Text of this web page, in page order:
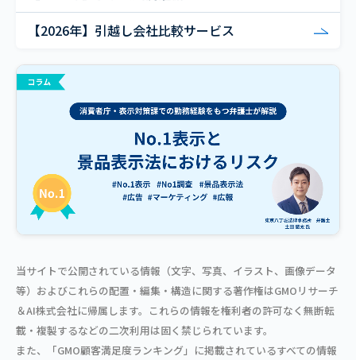
【2026年】引越し会社比較サービス
当サイトで公開されている情報（文字、写真、イラスト、画像データ
等）およびこれらの配置・編集・構造に関する著作権はGMOリサーチ
＆AI株式会社に帰属します。これらの情報を権利者の許可なく無断転
載・複製するなどの二次利用は固く禁じられています。
また、「GMO顧客満足度ランキング」に掲載されているすべての情報